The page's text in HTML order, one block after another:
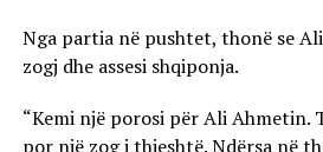
Nga partia në pushtet, thonë se
zogj dhe assesi shqiponja.
“Kemi një porosi për Ali Ahmetin.
por një zog i thjeshtë. Ndërsa në